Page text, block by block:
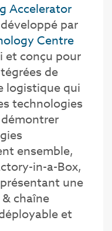
Accelerator
par
Centre
et conçu pour
de
logistique qui
technologies
ensemble,
in-a-Box,
une
chaîne
et